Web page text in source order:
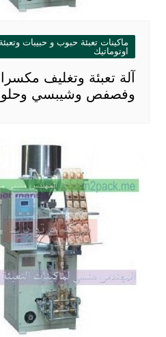
ماكينات تعبئة حبوب و حبيبات
اوتوماتيك
آلة تعبئة وتغليف
وفصفص وشيبسي